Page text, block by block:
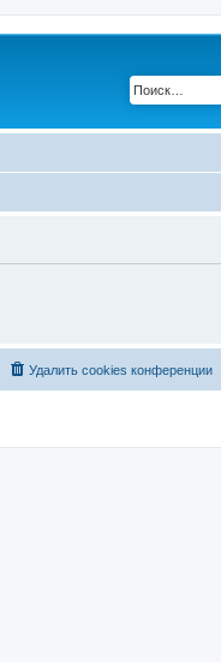
Удалить cookies конференции